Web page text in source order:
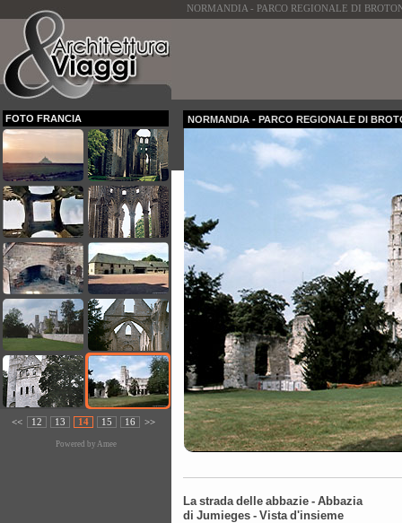
NORMANDIA - PARCO REGIONALE DI
FOTO FRANCIA
<< 12 13 14 15 16 >>
Powered by Amee
NORMANDIA - PARCO REGIONALE DI
La strada delle abbazie - Abbazia
di Jumieges - Vista d'insieme